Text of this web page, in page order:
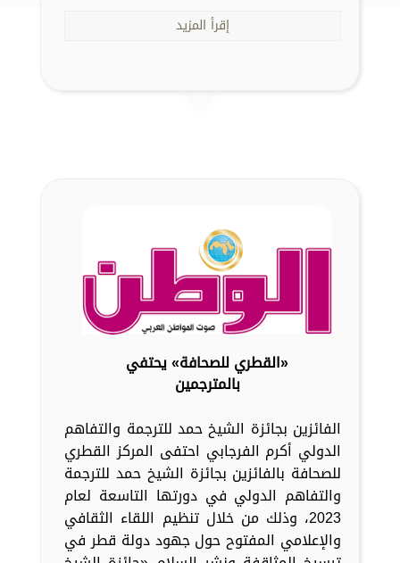
إقرأ المزيد
«القطري للصحافة» يحتفي
بالمترجمين
الفائزين بجائزة الشيخ حمد للترجمة والتفاهم
الدولي أكرم الفرجابي احتفى المركز القطري
للصحافة بالفائزين بجائزة الشيخ حمد للترجمة
والتفاهم الدولي في دورتها التاسعة لعام
2023، وذلك من خلال تنظيم اللقاء الثقافي
والإعلامي المفتوح حول جهود دولة قطر في